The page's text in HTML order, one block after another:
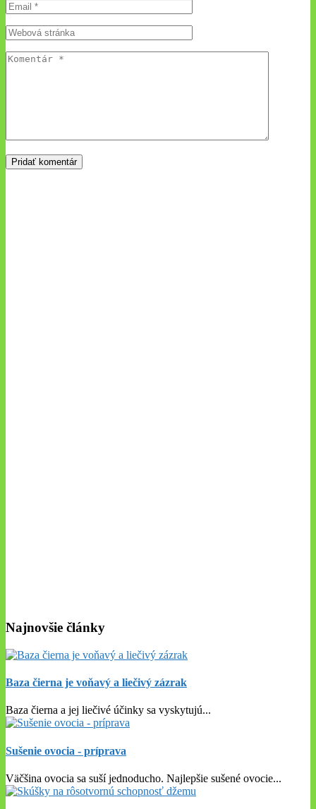
Najnovšie články
Baza čierna je voňavý a liečivý zázrak
Baza čierna a jej liečivé účinky sa vyskytujú...
Sušenie ovocia - príprava
Väčšina ovocia sa suší jednoducho. Najlepšie sušené ovocie...